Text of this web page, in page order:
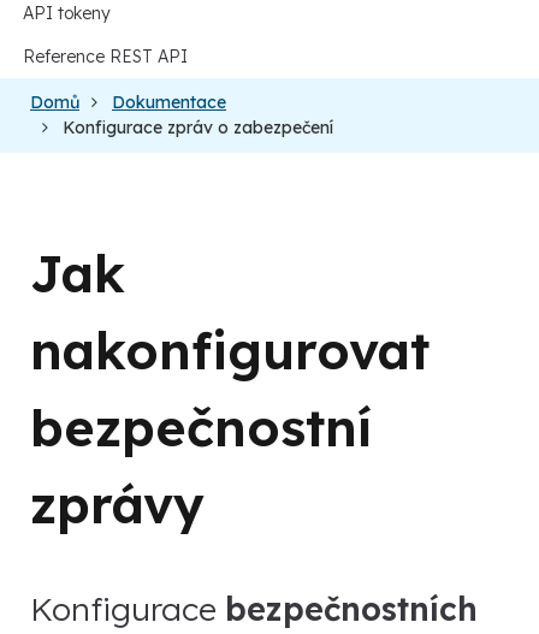
API tokeny
Reference REST API
Domů
Dokumentace
Konfigurace zpráv o zabezpečení
Jak
nakonfigurovat
bezpečnostní
zprávy
Konfigurace bezpečnostních